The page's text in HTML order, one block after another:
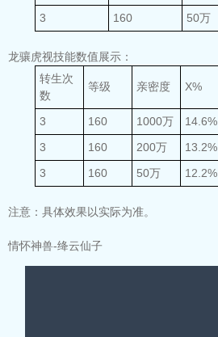
3
160 50万
龙骧虎视技能数值展示：
转生次
数
等级 亲密度 X%
3 160 1000万 14.6%
3
160 200万 13.2%
3
160 50万 12.2%
注意：具体效果以实际为准。
情怀神兽-绛云仙子